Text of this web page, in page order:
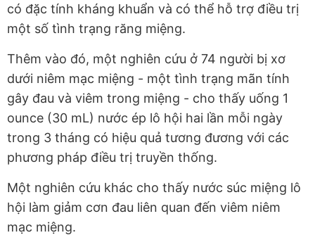
có đặc tính kháng khuẩn và có thể hỗ trợ điều trị
một số tình trạng răng miệng.
Thêm vào đó, một nghiên cứu ở 74 người bị xơ
dưới niêm mạc miệng - một tình trạng mãn tính
gây đau và viêm trong miệng - cho thấy uống 1
ounce (30 mL) nước ép lô hội hai lần mỗi ngày
trong 3 tháng có hiệu quả tương đương với các
phương pháp điều trị truyền thống.
Một nghiên cứu khác cho thấy nước súc miệng lô
hội làm giảm cơn đau liên quan đến viêm niêm
mạc miệng.